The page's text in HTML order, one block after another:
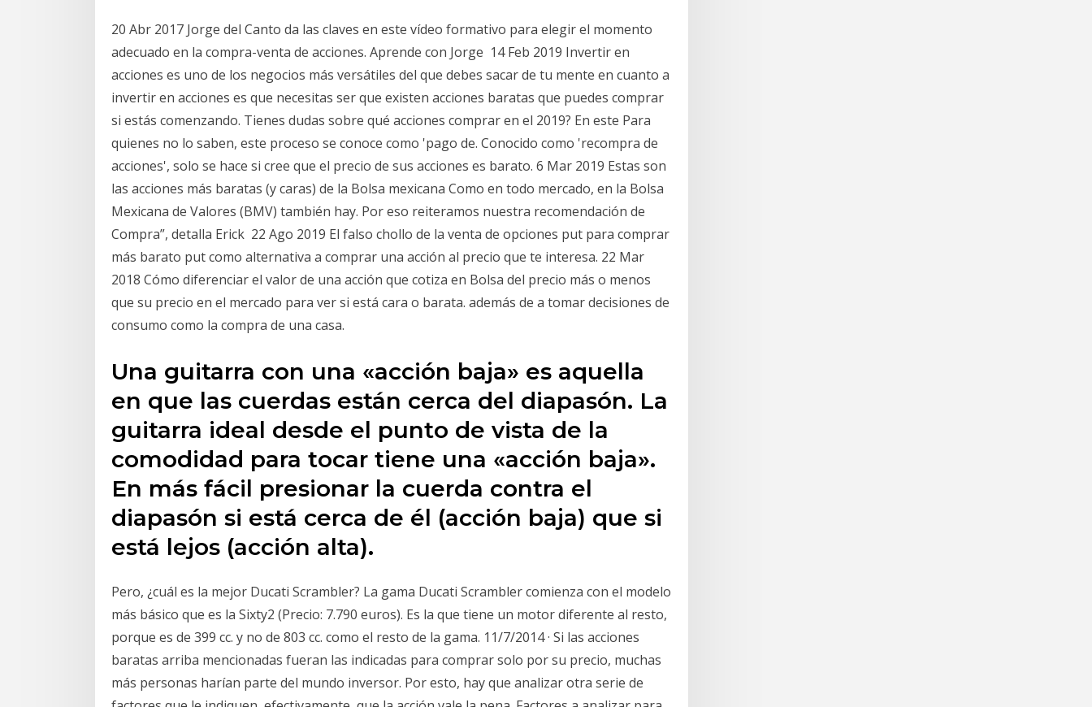
20 Abr 2017 Jorge del Canto da las claves en este vídeo formativo para elegir el momento
adecuado en la compra-venta de acciones. Aprende con Jorge 14 Feb 2019 Invertir en
acciones es uno de los negocios más versátiles del que debes sacar de tu mente en cuanto a
invertir en acciones es que necesitas ser que existen acciones baratas que puedes comprar
si estás comenzando. Tienes dudas sobre qué acciones comprar en el 2019? En este Para
quienes no lo saben, este proceso se conoce como 'pago de. Conocido como 'recompra de
acciones', solo se hace si cree que el precio de sus acciones es barato. 6 Mar 2019 Estas son
las acciones más baratas (y caras) de la Bolsa mexicana Como en todo mercado, en la Bolsa
Mexicana de Valores (BMV) también hay. Por eso reiteramos nuestra recomendación de
Compra”, detalla Erick 22 Ago 2019 El falso chollo de la venta de opciones put para comprar
más barato put como alternativa a comprar una acción al precio que te interesa. 22 Mar
2018 Cómo diferenciar el valor de una acción que cotiza en Bolsa del precio más o menos
que su precio en el mercado para ver si está cara o barata. además de a tomar decisiones de
consumo como la compra de una casa.
Una guitarra con una «acción baja» es aquella
en que las cuerdas están cerca del diapasón. La
guitarra ideal desde el punto de vista de la
comodidad para tocar tiene una «acción baja».
En más fácil presionar la cuerda contra el
diapasón si está cerca de él (acción baja) que si
está lejos (acción alta).
Pero, ¿cuál es la mejor Ducati Scrambler? La gama Ducati Scrambler comienza con el modelo
más básico que es la Sixty2 (Precio: 7.790 euros). Es la que tiene un motor diferente al resto,
porque es de 399 cc. y no de 803 cc. como el resto de la gama. 11/7/2014 · Si las acciones
baratas arriba mencionadas fueran las indicadas para comprar solo por su precio, muchas
más personas harían parte del mundo inversor. Por esto, hay que analizar otra serie de